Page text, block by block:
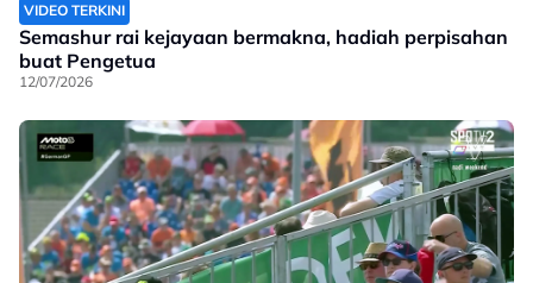
VIDEO TERKINI
Semashur rai kejayaan bermakna, hadiah perpisahan
buat Pengetua
12/07/2026